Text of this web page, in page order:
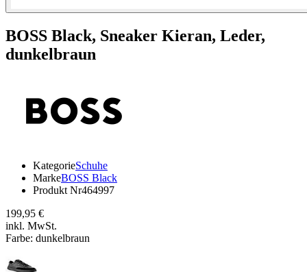
BOSS Black, Sneaker Kieran, Leder,
dunkelbraun
KategorieSchuhe
MarkeBOSS Black
Produkt Nr464997
199,95 €
inkl. MwSt.
Farbe: dunkelbraun